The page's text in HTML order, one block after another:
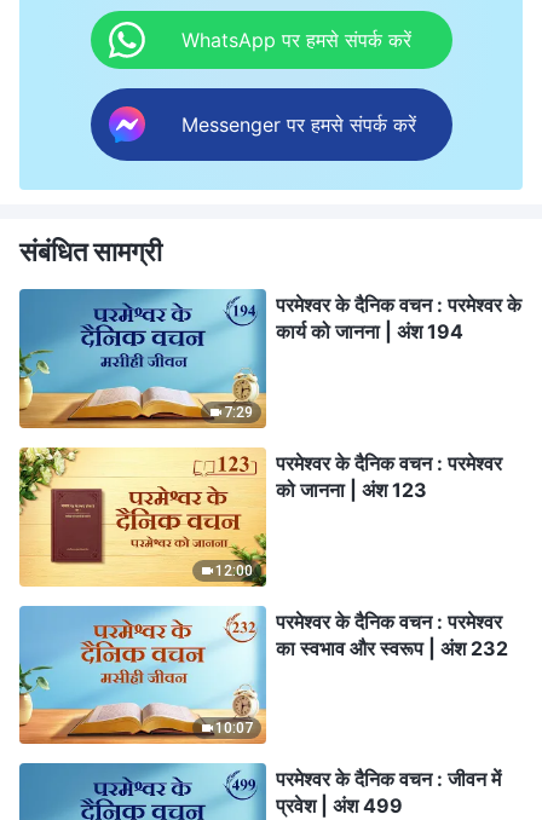
WhatsApp पर हमसे संपर्क करें
Messenger पर हमसे संपर्क करें
संबंधित सामग्री
7:29
परमेश्वर के दैनिक वचन : परमेश्वर के
कार्य को जानना | अंश 194
12:00
परमेश्वर के दैनिक वचन : परमेश्वर
को जानना | अंश 123
10:07
परमेश्वर के दैनिक वचन : परमेश्वर
का स्वभाव और स्वरूप | अंश 232
परमेश्वर के दैनिक वचन : जीवन में
प्रवेश | अंश 499